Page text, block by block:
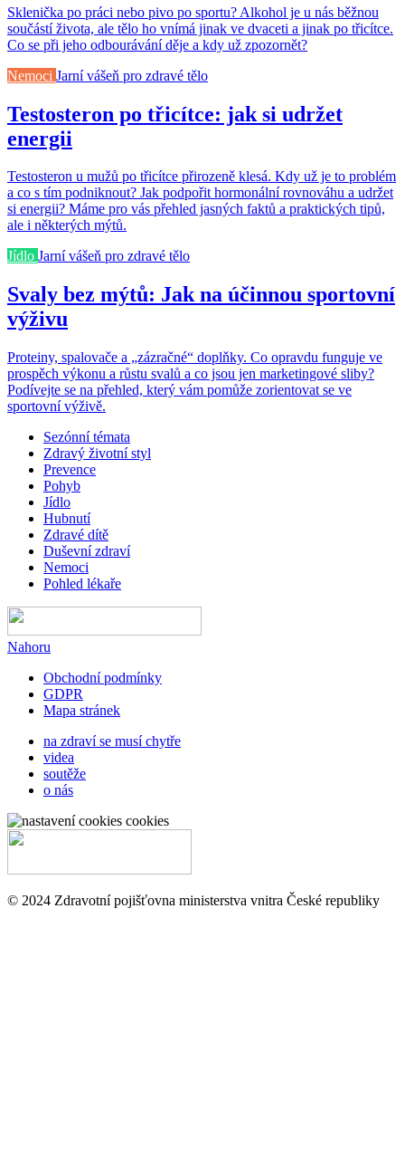
Sklenička po práci nebo pivo po sportu? Alkohol je u nás běžnou
součástí života, ale tělo ho vnímá jinak ve dvaceti a jinak po třicítce.
Co se při jeho odbourávání děje a kdy už zpozornět?
Nemoci Jarní vášeň pro zdravé tělo
Testosteron po třicítce: jak si udržet
energii
Testosteron u mužů po třicítce přirozeně klesá. Kdy už je to problém
a co s tím podniknout? Jak podpořit hormonální rovnováhu a udržet
si energii? Máme pro vás přehled jasných faktů a praktických tipů,
ale i některých mýtů.
Jídlo Jarní vášeň pro zdravé tělo
Svaly bez mýtů: Jak na účinnou sportovní
výživu
Proteiny, spalovače a „zázračné“ doplňky. Co opravdu funguje ve
prospěch výkonu a růstu svalů a co jsou jen marketingové sliby?
Podívejte se na přehled, který vám pomůže zorientovat se ve
sportovní výživě.
Sezónní témata
Zdravý životní styl
Prevence
Pohyb
Jídlo
Hubnutí
Zdravé dítě
Duševní zdraví
Nemoci
Pohled lékaře
Nahoru
Obchodní podmínky
GDPR
Mapa stránek
na zdraví se musí chytře
videa
soutěže
o nás
cookies
© 2024 Zdravotní pojišťovna ministerstva vnitra České republiky